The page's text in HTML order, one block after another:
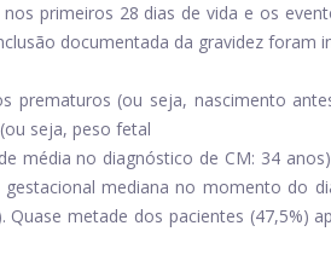
primeiros 28 dias de vida e os
documentada da gravidez foram
prematuros (ou seja, nascimento
seja, peso fetal
média no diagnóstico de CM: 34
mediana no momento do
metade dos pacientes (47,5%)